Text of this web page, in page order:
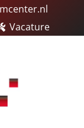
Vacature